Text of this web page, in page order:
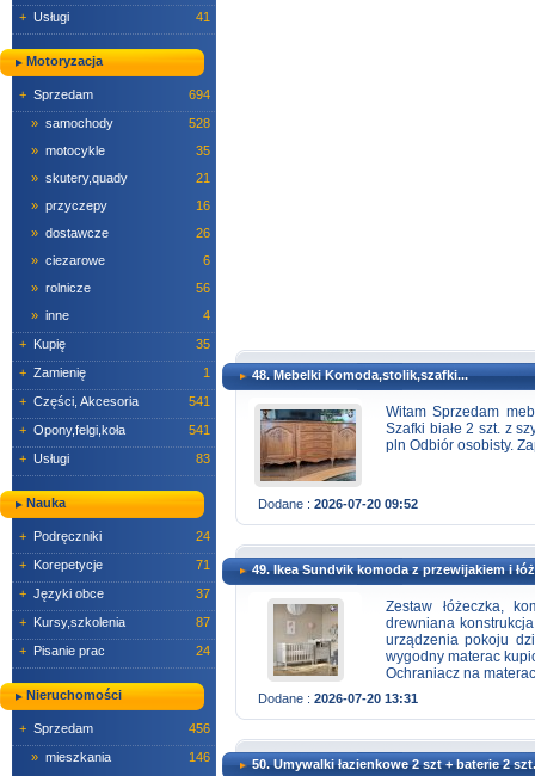
+ Usługi 41
Motoryzacja
+ Sprzedam
694
» samochody
528
» motocykle
35
» skutery,quady
21
» przyczepy
16
» dostawcze
26
» ciezarowe
6
» rolnicze
56
» inne
4
+ Kupię
35
+ Zamienię
1
+ Części, Akcesoria
541
+ Opony,felgi,koła
541
+ Usługi 83
Nauka
+ Podręczniki
24
+ Korepetycje
71
+ Języki obce
37
+ Kursy,szkolenia
87
+ Pisanie prac 24
Nieruchomości
+ Sprzedam
456
» mieszkania
146
48. Mebelki Komoda,stolik,szafki...
Witam Sprzedam
Szafki białe 2 szt. z
pln Odbiór osobisty.
Dodane : 2026-07-20 09:52
49. Ikea Sundvik komoda z przewijakiem i
Zestaw łóżeczka,
drewniana
urządzenia pokoju
wygodny materac
Ochraniacz na
Dodane : 2026-07-20 13:31
50. Umywalki łazienkowe 2 szt + baterie 2